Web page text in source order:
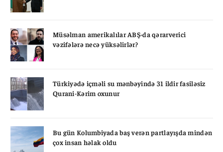
Müsəlman amerikalılar ABŞ-da qərarverici
vəzifələrə necə yüksəlirlər?
Türkiyədə içməli su mənbəyində 31 ildir fasiləsiz
Qurani-Kərim oxunur
Bu gün Kolumbiyada baş verən partlayışda mindən
çox insan həlak oldu